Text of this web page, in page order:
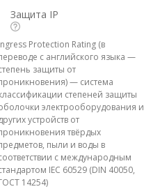
Защита IP
Protection Rating (в
с английского языка —
защиты от
— система
степеней защиты
электрооборудования и
устройств от
твёрдых
пыли и воды в
с международным
IEC 60529 (DIN 40050,
14254)